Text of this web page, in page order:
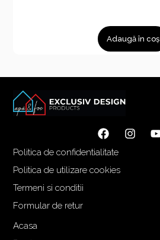
Adaugă în coș
Politica de confidentialitate
Politica de utilizare cookies
Termeni si conditii
Formular de retur
Acasa